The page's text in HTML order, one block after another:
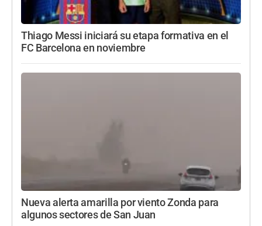
Thiago Messi iniciará su etapa formativa en el
FC Barcelona en noviembre
Nueva alerta amarilla por viento Zonda para
algunos sectores de San Juan